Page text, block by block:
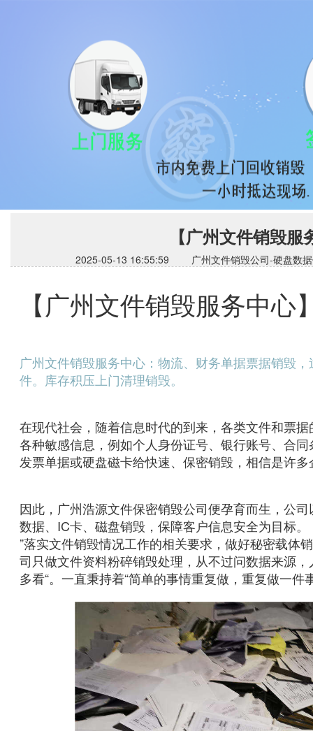
【广州文件销毁
2025-05-13 16:55:59 广州文件销毁公司-硬盘数
【广州文件销毁服务中
广州文件销毁服务中心：物流、财务单据票据销毁
件。库存积压上门清理销毁。
在现代社会，随着信息时代的到来，各类文件和票
各种敏感信息，例如个人身份证号、银行账号、合
发票单据或硬盘磁卡给快速、保密销毁，相信是许
因此，广州浩源文件保密销毁公司便孕育而生，公
数据、IC卡、磁盘销毁，保障客户信息安全为目标。
”落实文件销毁情况工作的相关要求，做好秘密载体
司只做文件资料粉碎销毁处理，从不过问数据来源
多看“。一直秉持着“简单的事情重复做，重复做一件